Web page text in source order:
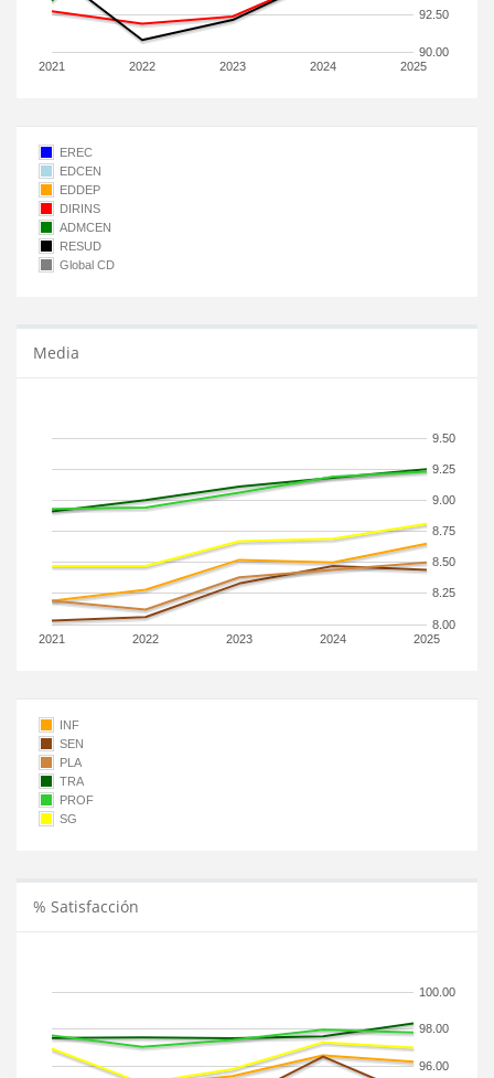
2021 2022 2023 2024 2025
90.00
92.50
EREC
EDCEN
EDDEP
DIRINS
ADMCEN
RESUD
Global CD
Media
2021 2022 2023 2024 2025
8.00
8.25
8.50
8.75
9.00
9.25
9.50
INF
SEN
PLA
TRA
PROF
SG
% Satisfacción
96.00
98.00
100.00